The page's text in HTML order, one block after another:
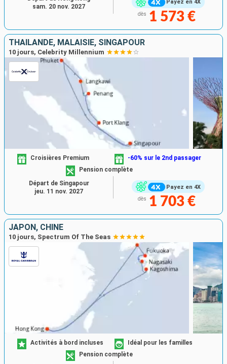
Payez en 4X
dès 1 573 €
sam. 20 nov. 2027
THAÏLANDE, MALAISIE, SINGAPOUR
10 jours, Celebrity Millennium
Payez en 4X
Croisières Premium
-60% sur le 2nd passager
Pension complète
dès 1 703 €
Départ de Singapour
jeu. 11 nov. 2027
JAPON, CHINE
10 jours, Spectrum Of The Seas
Activités à bord incluses
Idéal pour les familles
Pension complète